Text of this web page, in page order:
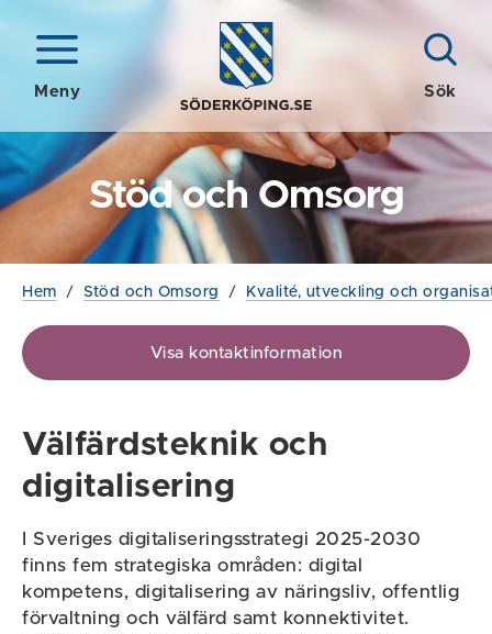
Meny Sök
Stöd och Omsorg
Hem / Stöd och Omsorg / Kvalité, utveckling och
Visa kontaktinformation
Välfärdsteknik och
digitalisering
I Sveriges digitaliseringsstrategi 2025-2030
finns fem strategiska områden: digital
kompetens, digitalisering av näringsliv, offentlig
förvaltning och välfärd samt konnektivitet.